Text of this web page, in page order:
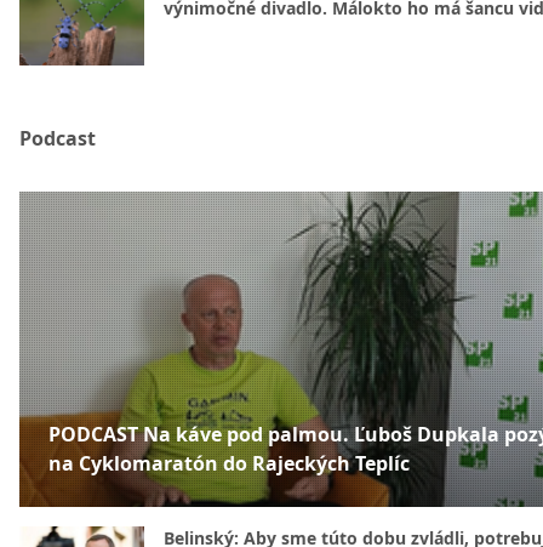
výnimočné divadlo. Málokto ho má šancu
Podcast
PODCAST Na káve pod palmou. Ľuboš Dupkala
na Cyklomaratón do Rajeckých Teplíc
Belinský: Aby sme túto dobu zvládli,